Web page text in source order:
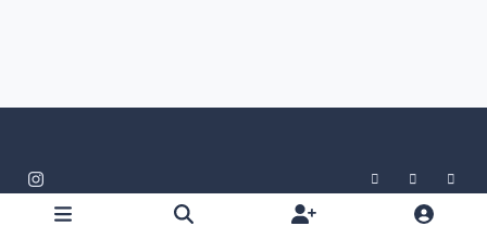
Light Mode
Dark Mode
System Preference
n
زبان سیاست حفظ حریم خصوصی تماس با ما کوکی ها